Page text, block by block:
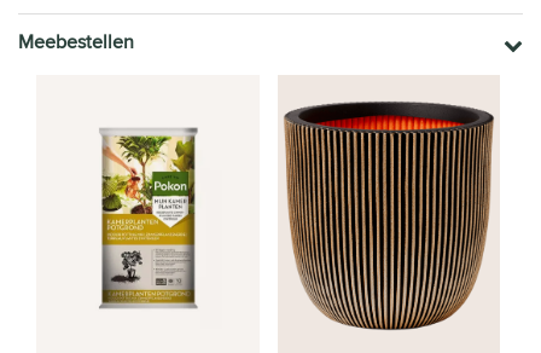
Meebestellen